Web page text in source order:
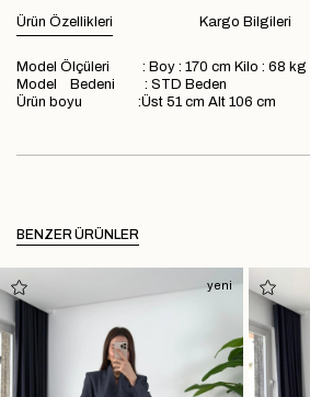
Ürün Özellikleri Kargo Bilgileri
Model Ölçüleri : Boy : 170 cm Kilo : 68 kg
Model Bedeni : STD Beden
Ürün boyu :Üst 51 cm Alt 106 cm
BENZER ÜRÜNLER
yeni